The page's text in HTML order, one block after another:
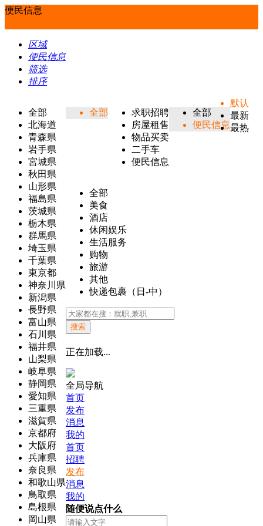
便民信息
区域
便民信息
筛选
排序
全部
北海道
青森県
岩手県
宮城県
秋田県
山形県
福島県
茨城県
栃木県
群馬県
埼玉県
千葉県
東京都
神奈川県
新潟県
長野県
富山県
石川県
福井県
山梨県
岐阜県
静岡県
愛知県
三重県
滋賀県
京都府
大阪府
兵庫県
奈良県
和歌山県
鳥取県
島根県
岡山県
全部
求职招聘
房屋租售
物品买卖
二手车
便民信息
全部
便民信息
全部
美食
酒店
休闲娱乐
生活服务
购物
旅游
其他
快递包裹（日-中）
默认
最新
最热
搜索
正在加载...
全局导航
首页
发布
消息
我的
首页
招聘
发布
消息
我的
随便说点什么